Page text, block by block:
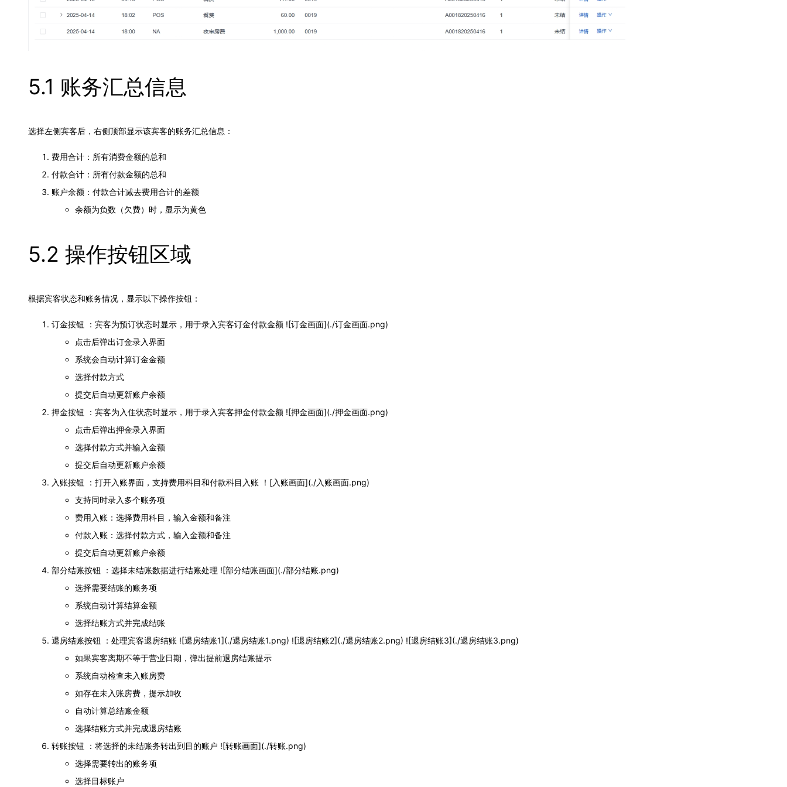
5.1 账务汇总信息
选择左侧宾客后，右侧顶部显示该宾客的账务汇总信息：
费用合计：所有消费金额的总和
付款合计：所有付款金额的总和
账户余额：付款合计减去费用合计的差额
余额为负数（欠费）时，显示为黄色
5.2 操作按钮区域
根据宾客状态和账务情况，显示以下操作按钮：
订金按钮 ：宾客为预订状态时显示，用于录入宾客订金付款金额 ![订金画面](./订金画面.png)
点击后弹出订金录入界面
系统会自动计算订金金额
选择付款方式
提交后自动更新账户余额
押金按钮 ：宾客为入住状态时显示，用于录入宾客押金付款金额 ![押金画面](./押金画面.png)
点击后弹出押金录入界面
选择付款方式并输入金额
提交后自动更新账户余额
入账按钮 ：打开入账界面，支持费用科目和付款科目入账 ！[入账画面](./入账画面.png)
支持同时录入多个账务项
费用入账：选择费用科目，输入金额和备注
付款入账：选择付款方式，输入金额和备注
提交后自动更新账户余额
部分结账按钮 ：选择未结账数据进行结账处理 ![部分结账画面](./部分结账.png)
选择需要结账的账务项
系统自动计算结算金额
选择结账方式并完成结账
退房结账按钮 ：处理宾客退房结账 ![退房结账1](./退房结账1.png) ![退房结账2](./退房结账2.png) ![退房结账3](./退房结账3.png)
如果宾客离期不等于营业日期，弹出提前退房结账提示
系统自动检查未入账房费
如存在未入账房费，提示加收
自动计算总结账金额
选择结账方式并完成退房结账
转账按钮 ：将选择的未结账务转出到目的账户 ![转账画面](./转账.png)
选择需要转出的账务项
选择目标账户